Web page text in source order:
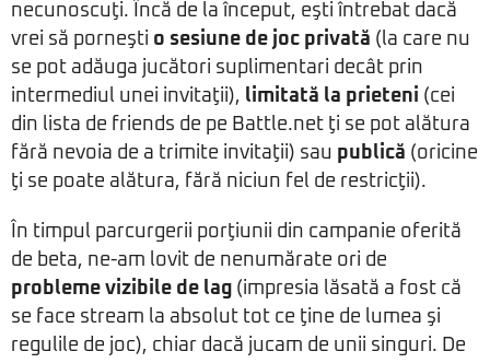
necunoscuţi. Încă de la început, eşti întrebat dacă
vrei să porneşti o sesiune de joc privată (la care nu
se pot adăuga jucători suplimentari decât prin
intermediul unei invitaţii), limitată la prieteni (cei
din lista de friends de pe Battle.net ţi se pot alătura
fără nevoia de a trimite invitaţii) sau publică (oricine
ţi se poate alătura, fără niciun fel de restricţii).
În timpul parcurgerii porţiunii din campanie oferită
de beta, ne-am lovit de nenumărate ori de
probleme vizibile de lag (impresia lăsată a fost că
se face stream la absolut tot ce ţine de lumea şi
regulile de joc), chiar dacă jucam de unii singuri. De